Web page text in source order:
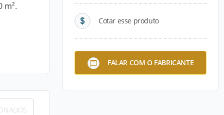
m².
Cotar esse produto
FALAR COM O FABRICANTE